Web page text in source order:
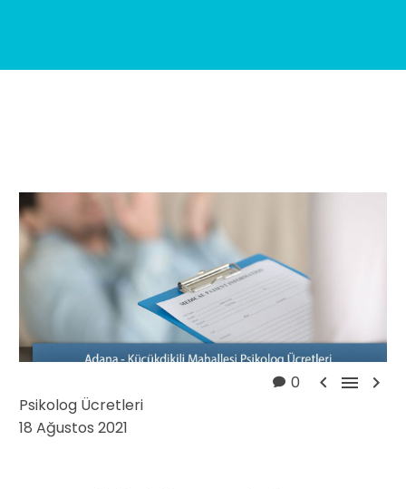
0   
Psikolog Ücretleri
18 Ağustos 2021